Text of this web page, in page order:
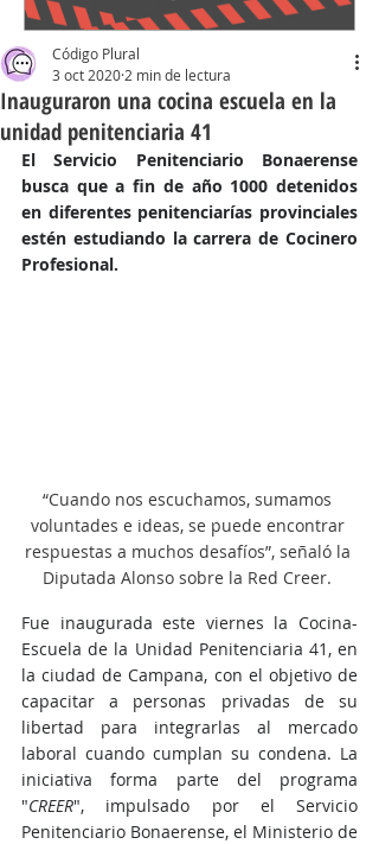
Inauguraron una cocina escuela en la
unidad penitenciaria 41
Código Plural
3 oct 2020 2 min de lectura
El Servicio Penitenciario Bonaerense
busca que a fin de año 1000 detenidos
en diferentes penitenciarías provinciales
estén estudiando la carrera de Cocinero
Profesional.
“Cuando nos escuchamos, sumamos
voluntades e ideas, se puede encontrar
respuestas a muchos desafíos”, señaló la
Diputada Alonso sobre la Red Creer.
Fue inaugurada este viernes la Cocina-
Escuela de la Unidad Penitenciaria 41, en
la ciudad de Campana, con el objetivo de
capacitar a personas privadas de su
libertad para integrarlas al mercado
laboral cuando cumplan su condena. La
iniciativa forma parte del programa
"CREER", impulsado por el Servicio
Penitenciario Bonaerense, el Ministerio de